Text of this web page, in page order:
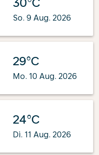
So. 9 Aug. 2026
29°C
Mo. 10 Aug. 2026
24°C
Di. 11 Aug. 2026